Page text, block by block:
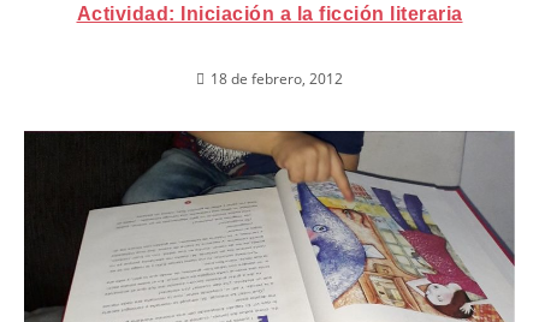
Actividad: Iniciación a la ficción literaria
18 de febrero, 2012